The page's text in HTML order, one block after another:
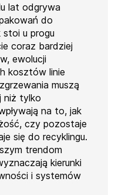
lat odgrywa
do
stoi u progu
coraz bardziej
ewolucji
kosztów linie
muszą
niż tylko
na to, jak
czy pozostaje
się do recyklingu.
trendom
kierunki
i systemów